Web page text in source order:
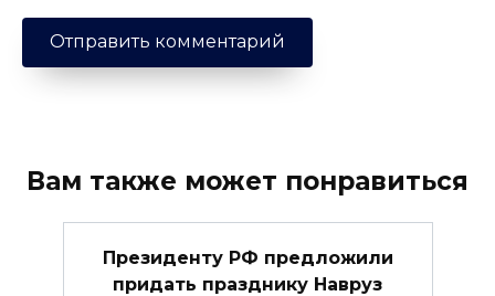
Вам также может понравиться
Президенту РФ предложили
придать празднику Навруз